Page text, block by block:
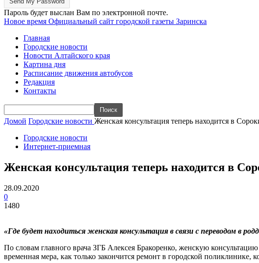
Пароль будет выслан Вам по электронной почте.
Новое время Официальный сайт городской газеты Заринска
Главная
Городские новости
Новости Алтайского края
Картина дня
Расписание движения автобусов
Редакция
Контакты
Домой Городские новости Женская консультация теперь находится в
Городские новости
Интернет-приемная
Женская консультация теперь находится в
28.09.2020
0
1480
«Где будет находиться женская консультация в связи с переводом в
По словам главного врача ЗГБ Алексея Бракоренко, женскую
временная мера, как только закончится ремонт в городской поликлинике,